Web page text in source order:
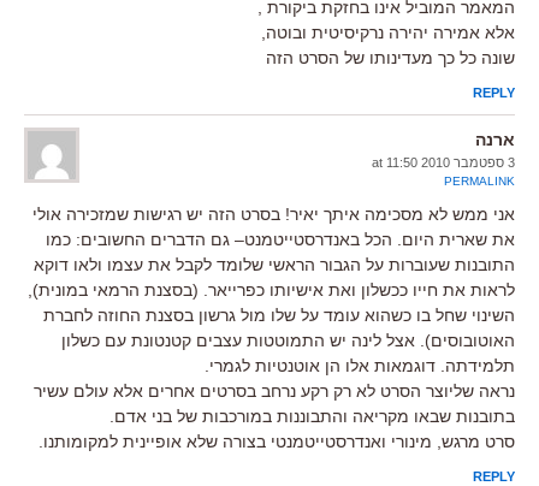
המאמר המוביל אינו בחזקת ביקורת ,
אלא אמירה יהירה נרקיסיטית ובוטה,
שונה כל כך מעדינותו של הסרט הזה
REPLY
ארנה
3 ספטמבר 2010 at 11:50
PERMALINK
אני ממש לא מסכימה איתך יאיר! בסרט הזה יש רגישות שמזכירה אולי
את שארית היום. הכל באנדרסטייטמנט– גם הדברים החשובים: כמו
התובנות שעוברות על הגבור הראשי שלומד לקבל את עצמו ולאו דוקא
לראות את חייו ככשלון ואת אישיותו כפרייאר. (בסצנת הרמאי במונית),
השינוי שחל בו כשהוא עומד על שלו מול גרשון בסצנת החוזה לחברת
האוטובוסים). אצל לינה יש התמוטטות עצבים קטנטונת עם כשלון
תלמידתה. דוגמאות אלו הן אוטנטיות לגמרי.
נראה שליוצר הסרט לא רק רקע נרחב בסרטים אחרים אלא עולם עשיר
בתובנות שבאו מקריאה והתבוננות במורכבות של בני אדם.
סרט מרגש, מינורי ואנדרסטייטמנטי בצורה שלא אופיינית למקומותנו.
REPLY